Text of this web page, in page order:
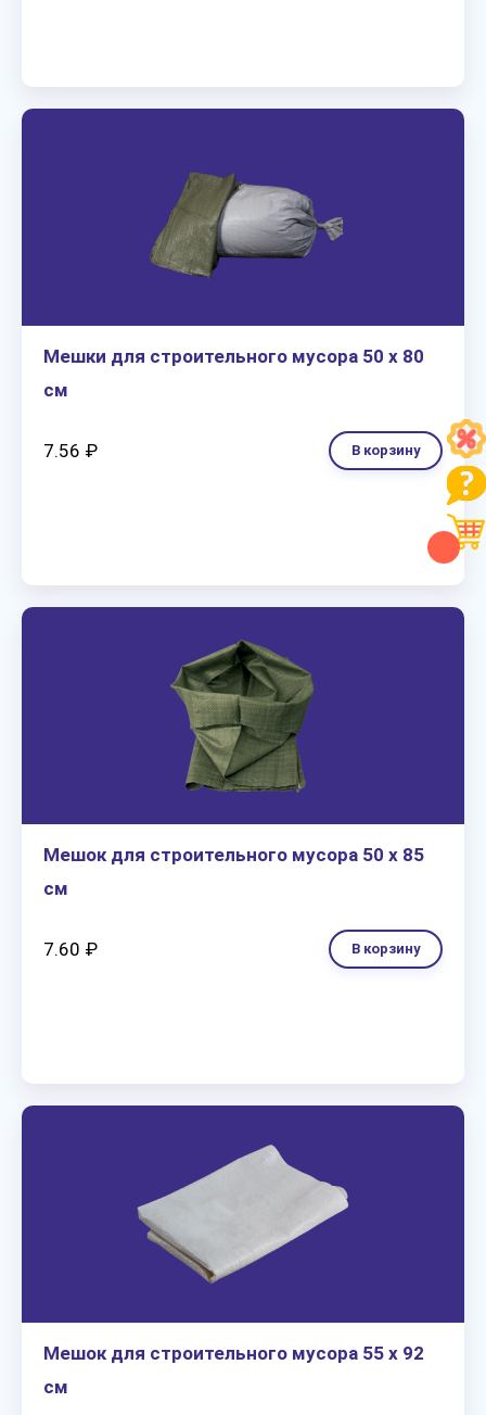
Мешки для строительного мусора 50 х 80
см
7.56 ₽ В корзину
Мешок для строительного мусора 50 х 85
см
7.60 ₽ В корзину
Мешок для строительного мусора 55 х 92
см